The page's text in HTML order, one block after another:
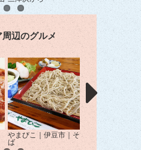
辺のグルメ
やまびこ｜伊豆市｜そ
ば
POMODORO｜
国市｜イタリアン